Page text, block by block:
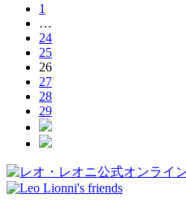
1
…
24
25
26
27
28
29